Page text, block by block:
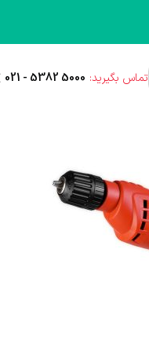
تماس بگیرید: 021 - 5382 5000